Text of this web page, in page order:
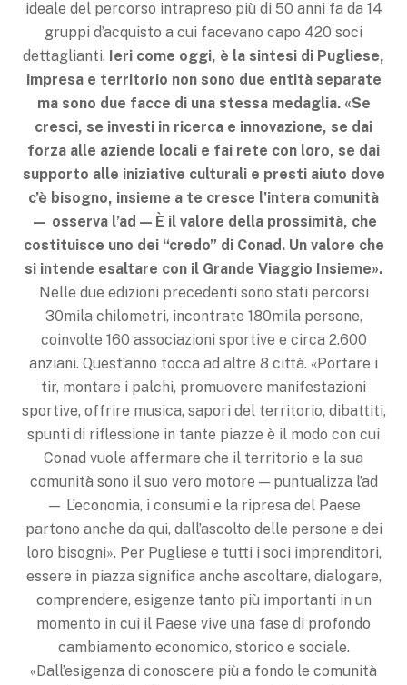
ideale del percorso intrapreso più di 50 anni fa da 14
gruppi d’acquisto a cui facevano capo 420 soci
dettaglianti. Ieri come oggi, è la sintesi di Pugliese,
impresa e territorio non sono due entità separate
ma sono due facce di una stessa medaglia. «Se
cresci, se investi in ricerca e innovazione, se dai
forza alle aziende locali e fai rete con loro, se dai
supporto alle iniziative culturali e presti aiuto dove
c’è bisogno, insieme a te cresce l’intera comunità
— osserva l’ad — È il valore della prossimità, che
costituisce uno dei “credo” di Conad. Un valore che
si intende esaltare con il Grande Viaggio Insieme».
Nelle due edizioni precedenti sono stati percorsi
30mila chilometri, incontrate 180mila persone,
coinvolte 160 associazioni sportive e circa 2.600
anziani. Quest’anno tocca ad altre 8 città. «Portare i
tir, montare i palchi, promuovere manifestazioni
sportive, offrire musica, sapori del territorio, dibattiti,
spunti di riflessione in tante piazze è il modo con cui
Conad vuole affermare che il territorio e la sua
comunità sono il suo vero motore — puntualizza l’ad
— L’economia, i consumi e la ripresa del Paese
partono anche da qui, dall’ascolto delle persone e dei
loro bisogni». Per Pugliese e tutti i soci imprenditori,
essere in piazza significa anche ascoltare, dialogare,
comprendere, esigenze tanto più importanti in un
momento in cui il Paese vive una fase di profondo
cambiamento economico, storico e sociale.
«Dall’esigenza di conoscere più a fondo le comunità